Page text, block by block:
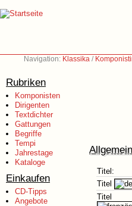
Navigation: Klassika /
Rubriken
Komponisten
Dirigenten
Textdichter
Gattungen
Begriffe
Tempi
Jahrestage
Kataloge
Einkaufen
CD-Tipps
Angebote
Titel:
Titel
Titel